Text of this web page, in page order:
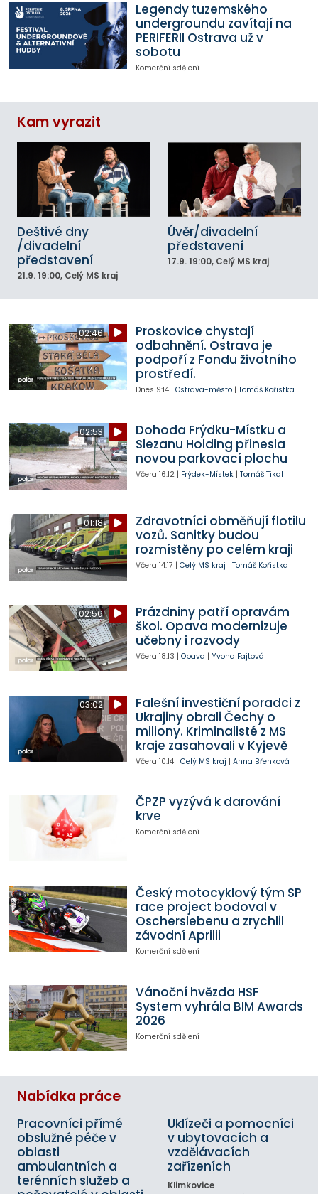
Legendy tuzemského
undergroundu zavítají na
PERIFERII Ostrava už v
sobotu
Komerční sdělení
Kam vyrazit
Deštivé dny
/divadelní
představení
21.9. 19:00, Celý MS kraj
Úvěr/divadelní
představení
17.9. 19:00, Celý MS kraj
02:46
Proskovice chystají
odbahnění. Ostrava je
podpoří z Fondu životního
prostředí.
Dnes 9:14| Ostrava-město| Tomáš Kořistka
02:53
Dohoda Frýdku-Místku a
Slezanu Holding přinesla
novou parkovací plochu
Včera 16:12| Frýdek-Místek| Tomáš Tikal
01:18
Zdravotníci obměňují flotilu
vozů. Sanitky budou
rozmístěny po celém kraji
Včera 14:17 | Celý MS kraj | Tomáš Kořistka
02:56
Prázdniny patří opravám
škol. Opava modernizuje
učebny i rozvody
Včera 18:13 | Opava | Yvona Fajtová
03:02
Falešní investiční poradci z
Ukrajiny obrali Čechy o
miliony. Kriminalisté z MS
kraje zasahovali v Kyjevě
Včera 10:14| Celý MS kraj | Anna Břenková
ČPZP vyzývá k darování
krve
Komerční sdělení
Český motocyklový tým SP
race project bodoval v
Oscherslebenu a zrychlil
závodní Aprilii
Komerční sdělení
Vánoční hvězda HSF
System vyhrála BIM Awards
2026
Komerční sdělení
Nabídka práce
Pracovníci přímé
obslužné péče v
oblasti
ambulantních a
terénních služeb a
Uklízeči a pomocníci
v ubytovacích a
vzdělávacích
zařízeních
Klimkovice